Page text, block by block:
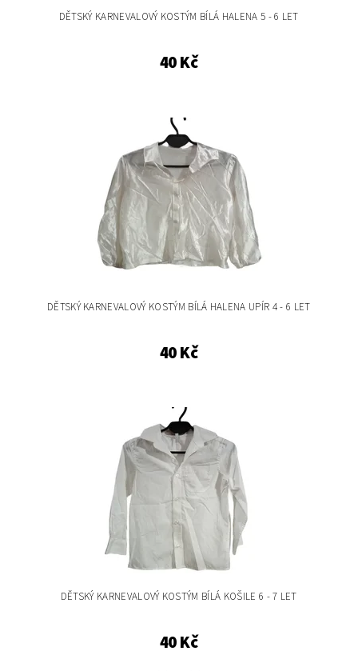
DĚTSKÝ KARNEVALOVÝ KOSTÝM BÍLÁ HALENA 5 - 6 LET
40 Kč
DĚTSKÝ KARNEVALOVÝ KOSTÝM BÍLÁ HALENA UPÍR 4 - 6 LET
40 Kč
DĚTSKÝ KARNEVALOVÝ KOSTÝM BÍLÁ KOŠILE 6 - 7 LET
40 Kč